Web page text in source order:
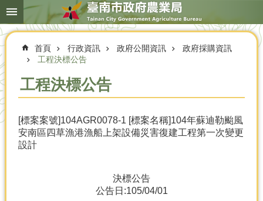
跳到主要內容區塊
搜
尋
進
簡
介
首頁 行政資訊 政府公開資訊
政府採購資訊
工程決標公告
工程決標公告
[標案案號]104AGR0078-1 [標案名稱]104年蘇迪勒颱風
安南區四草漁港漁船上架設備災害復建工程第一次變更
設計
決標公告
公告日:105/04/01